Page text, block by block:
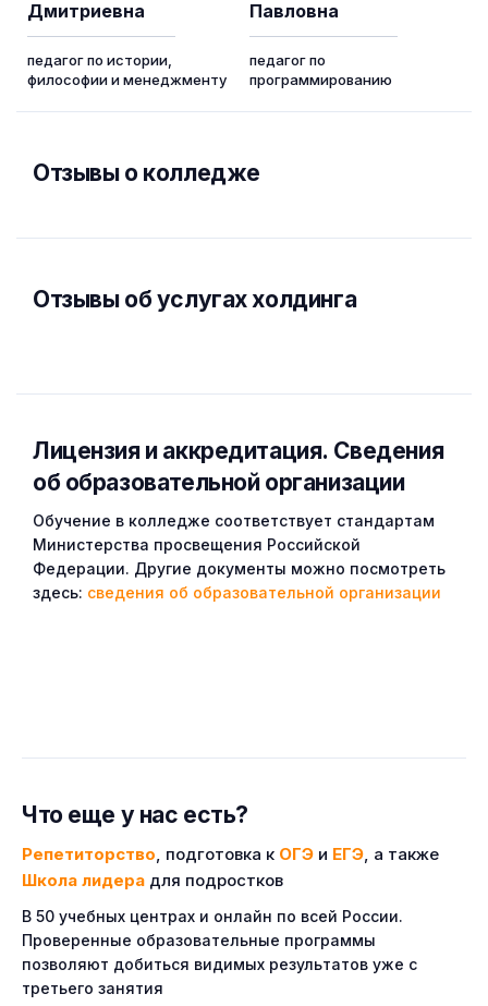
Дмитриевна
педагог по истории,
философии и менеджменту
Павловна
педагог по
программированию
Отзывы о колледже
Отзывы об услугах холдинга
Лицензия и аккредитация. Cведения
об образовательной организации
Обучение в колледже соответствует стандартам
Министерства просвещения Российской
Федерации. Другие документы можно посмотреть
здесь: сведения об образовательной организации
Что еще у нас есть?
Репетиторство, подготовка к ОГЭ и ЕГЭ, а также
Школа лидера для подростков
В 50 учебных центрах и онлайн по всей России.
Проверенные образовательные программы
позволяют добиться видимых результатов уже с
третьего занятия